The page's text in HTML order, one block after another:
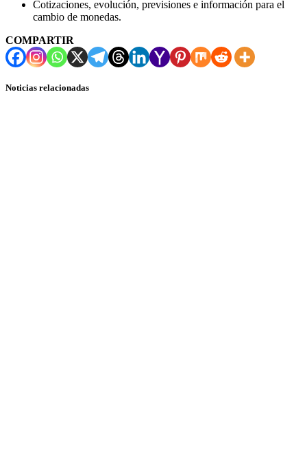
Cotizaciones, evolución, previsiones e información para el
cambio de monedas.
COMPARTIR
Noticias relacionadas